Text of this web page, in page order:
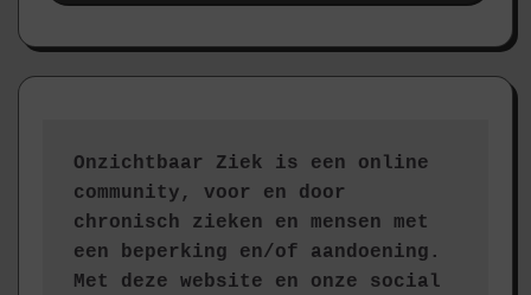
Onzichtbaar Ziek is een online
community, voor en door
chronisch zieken en mensen met
een beperking en/of aandoening.
Met deze website en onze social